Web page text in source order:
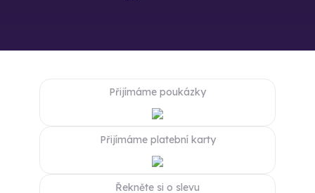
Přijímáme poukázky
Přijímáme platební karty
Řekněte si o slevu